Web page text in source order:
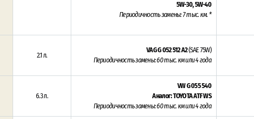
5W-30, 5W-40
Периодичность замены: 7 тыс. км. *
2.1 л.
VAG G 052 512 A2(SAE 75W)
Периодичность замены: 60 тыс. км или 4 года
6.3 л.
VW G 055 540
Аналог: TOYOTA ATF WS
Периодичность замены: 60 тыс. км или 4 года